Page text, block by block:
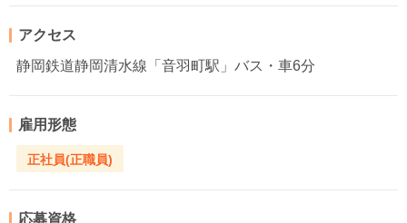
アクセス
静岡鉄道静岡清水線「音羽町駅」バス・車6分
雇用形態
正社員(正職員)
応募資格